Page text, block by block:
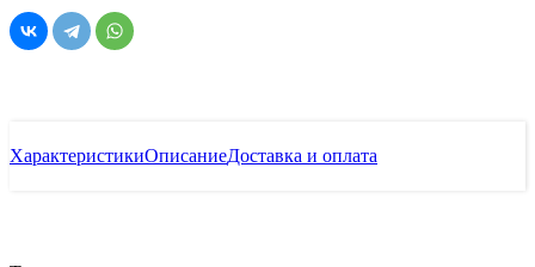
ХарактеристикиОписаниеДоставка и оплата